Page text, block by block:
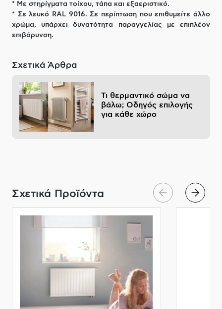
* Με στηρίγματα τοίχου, τάπα και εξαεριστικό.
* Σε λευκό RAL 9016. Σε περίπτωση που επιθυμείτε άλλο
χρώμα, υπάρχει δυνατότητα παραγγελίας με επιπλέον
επιβάρυνση.
Σχετικά Άρθρα
Τι θερμαντικό σώμα να
βάλω; Οδηγός επιλογής
για κάθε χώρο
Σχετικά Προϊόντα